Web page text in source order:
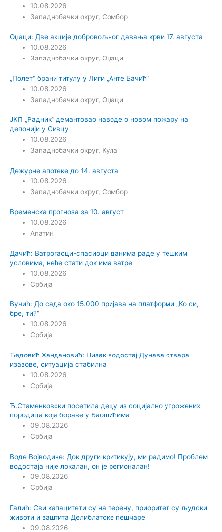
10.08.2026
Западнобачки округ, Сомбор
Оџаци: Две акције добровољног давања крви 17. августа
10.08.2026
Западнобачки округ, Оџаци
„Полет“ брани титулу у Лиги „Анте Бачић“
10.08.2026
Западнобачки округ, Оџаци
ЈКП „Радник“ демантовао наводе о новом пожару на
депонији у Сивцу
10.08.2026
Западнобачки округ, Кула
Дежурне апотеке до 14. августа
10.08.2026
Западнобачки округ, Сомбор
Временска прогноза за 10. август
10.08.2026
Апатин
Дачић: Ватрoгасци-спасиоци данима раде у тешким
условима, неће стати док има ватре
10.08.2026
Србија
Вучић: До сада око 15.000 пријава на платформи „Ко си,
бре, ти?“
10.08.2026
Србија
Ђедовић Хандановић: Низак водостај Дунава ствара
изазове, ситуација стабилна
10.08.2026
Србија
Ђ.Стаменковски посетила децу из социјално угрожених
породица која бораве у Баошићима
09.08.2026
Србија
Воде Војводине: Док други критикују, ми радимо! Проблем
водостаја није локалан, он је регионалан!
09.08.2026
Србија
Галић: Сви капацитети су на терену, приоритет су људски
животи и заштита Делиблатске пешчаре
09.08.2026